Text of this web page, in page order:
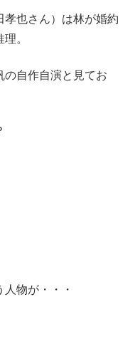
也さん）は林が婚約
。
の自作自演と見てお
物が・・・